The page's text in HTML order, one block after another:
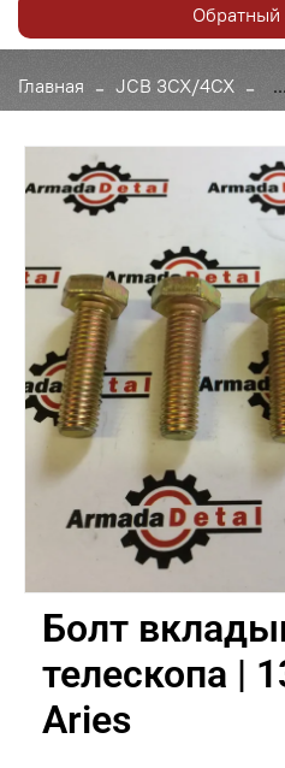
Главная JCB 3CX/4CX ...
Болт
телескопа |
Aries
Обратный